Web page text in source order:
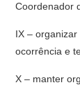
Coordenador
IX – organizar
ocorrência e
X – manter